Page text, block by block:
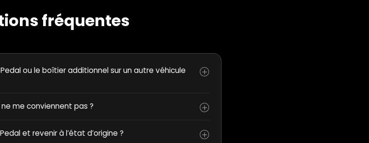
fréquentes
ou le boîtier additionnel sur un autre véhicule
me conviennent pas ?
et revenir à l’état d’origine ?